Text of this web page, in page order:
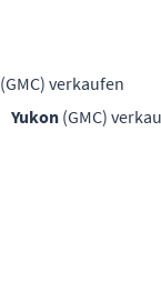
(GMC) verkaufen
Yukon (GMC)